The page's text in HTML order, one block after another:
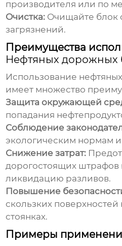
производителя или по
Очистка: Очищайте блок
загрязнений.
Преимущества
Нефтяных дорожных
Использование
имеет множество
Защита окружающей
попадания
Соблюдение
экологическим нормам и
Снижение затрат:
дорогостоящих штрафов
ликвидацию разливов.
Повышение
скользких поверхностей
стоянках.
Примеры